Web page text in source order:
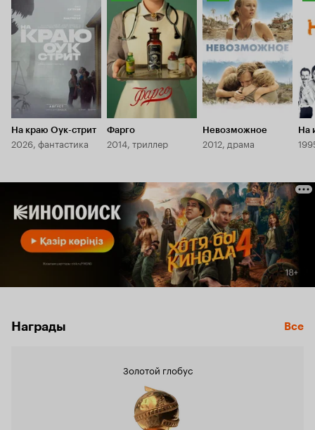
На краю Оук-стрит
2026, фантастика
Кинопоиска
8.3
Фарго
2014, триллер
Кинопоиска
8.0
Невозможное
2012, драма
На
Награды Все
Золотой глобус